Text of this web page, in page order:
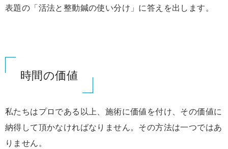
表題の「活法と整動鍼の使い分け」に答えを出します。
時間の価値
私たちはプロである以上、施術に価値を付け、その価値に
納得して頂かなければなりません。その方法は一つではあ
りません。